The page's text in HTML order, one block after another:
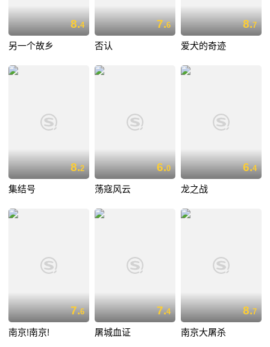
8.4
另一个故乡
7.6
否认
8.7
爱犬的奇迹
8.2
集结号
6.0
荡寇风云
6.4
龙之战
7.6
南京!南京!
7.4
屠城血证
8.7
南京大屠杀